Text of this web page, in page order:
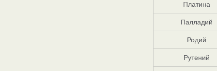
Платина
Палладий
Родий
Рутений